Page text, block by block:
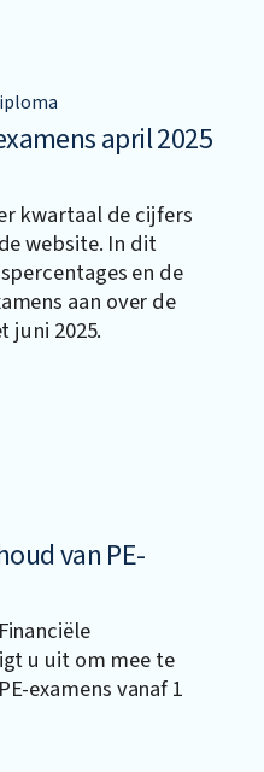
april 2025
kwartaal de cijfers
website. In dit
en de
aan over de
juni 2025.
van PE-
u uit om mee te
examens vanaf 1